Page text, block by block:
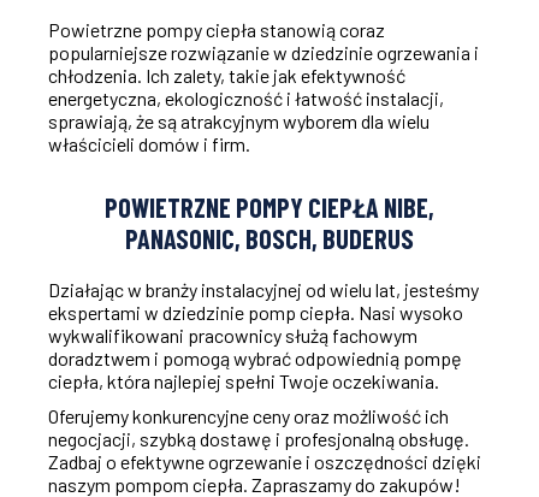
Powietrzne pompy ciepła stanowią coraz
popularniejsze rozwiązanie w dziedzinie ogrzewania i
chłodzenia. Ich zalety, takie jak efektywność
energetyczna, ekologiczność i łatwość instalacji,
sprawiają, że są atrakcyjnym wyborem dla wielu
właścicieli domów i firm.
POWIETRZNE POMPY CIEPŁA NIBE,
PANASONIC, BOSCH, BUDERUS
Działając w branży instalacyjnej od wielu lat, jesteśmy
ekspertami w dziedzinie pomp ciepła. Nasi wysoko
wykwalifikowani pracownicy służą fachowym
doradztwem i pomogą wybrać odpowiednią pompę
ciepła, która najlepiej spełni Twoje oczekiwania.
Oferujemy konkurencyjne ceny oraz możliwość ich
negocjacji, szybką dostawę i profesjonalną obsługę.
Zadbaj o efektywne ogrzewanie i oszczędności dzięki
naszym pompom ciepła. Zapraszamy do zakupów!